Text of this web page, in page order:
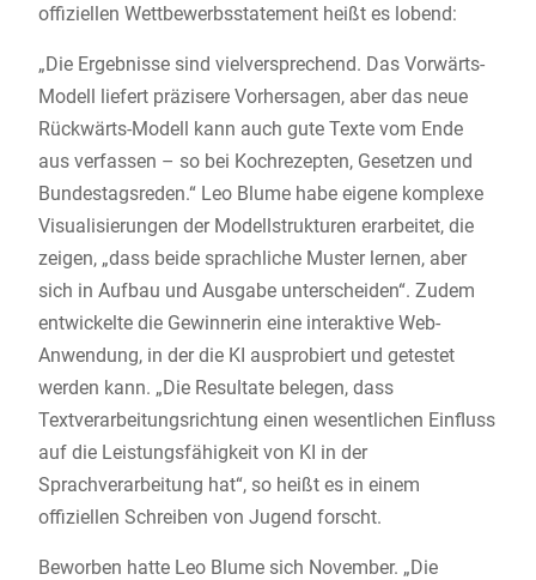
offiziellen Wettbewerbsstatement heißt es lobend:
„Die Ergebnisse sind vielversprechend. Das Vorwärts-
Modell liefert präzisere Vorhersagen, aber das neue
Rückwärts-Modell kann auch gute Texte vom Ende
aus verfassen – so bei Kochrezepten, Gesetzen und
Bundestagsreden.“ Leo Blume habe eigene komplexe
Visualisierungen der Modellstrukturen erarbeitet, die
zeigen, „dass beide sprachliche Muster lernen, aber
sich in Aufbau und Ausgabe unterscheiden“. Zudem
entwickelte die Gewinnerin eine interaktive Web-
Anwendung, in der die KI ausprobiert und getestet
werden kann. „Die Resultate belegen, dass
Textverarbeitungsrichtung einen wesentlichen Einfluss
auf die Leistungsfähigkeit von KI in der
Sprachverarbeitung hat“, so heißt es in einem
offiziellen Schreiben von Jugend forscht.
Beworben hatte Leo Blume sich November. „Die